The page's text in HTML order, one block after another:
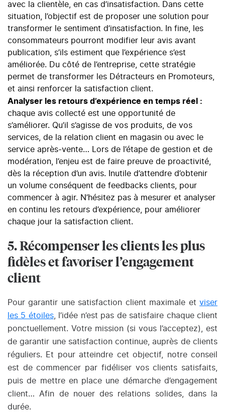
avec la clientèle, en cas d’insatisfaction. Dans cette
situation, l’objectif est de proposer une solution pour
transformer le sentiment d’insatisfaction. In fine, les
consommateurs pourront modifier leur avis avant
publication, s’ils estiment que l’expérience s’est
améliorée. Du côté de l’entreprise, cette stratégie
permet de transformer les Détracteurs en Promoteurs,
et ainsi renforcer la satisfaction client.
Analyser les retours d’expérience en temps réel :
chaque avis collecté est une opportunité de
s’améliorer. Qu’il s’agisse de vos produits, de vos
services, de la relation client en magasin ou avec le
service après-vente… Lors de l’étape de gestion et de
modération, l’enjeu est de faire preuve de proactivité,
dès la réception d’un avis. Inutile d’attendre d’obtenir
un volume conséquent de feedbacks clients, pour
commencer à agir. N’hésitez pas à mesurer et analyser
en continu les retours d’expérience, pour améliorer
chaque jour la satisfaction client.
5. Récompenser les clients les plus
fidèles et favoriser l’engagement
client
Pour garantir une satisfaction client maximale et viser
les 5 étoiles, l’idée n’est pas de satisfaire chaque client
ponctuellement. Votre mission (si vous l’acceptez), est
de garantir une satisfaction continue, auprès de clients
réguliers. Et pour atteindre cet objectif, notre conseil
est de commencer par fidéliser vos clients satisfaits,
puis de mettre en place une démarche d’engagement
client… Afin de nouer des relations solides, dans la
durée.